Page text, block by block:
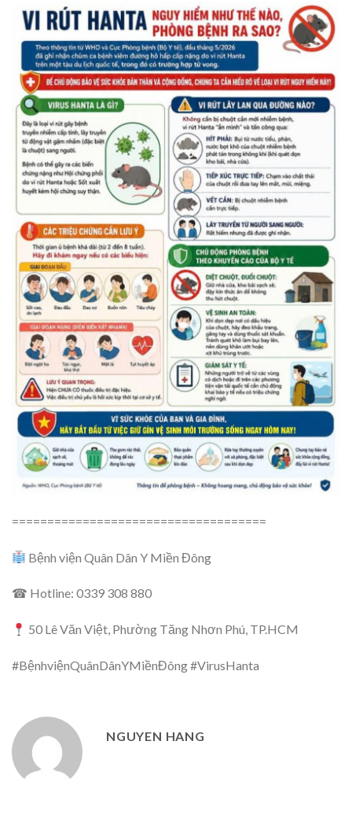
====================================
Bệnh viện Quân Dân Y Miền Đông
☎ Hotline: 0339 308 880
50 Lê Văn Việt, Phường Tăng Nhơn Phú, TP.HCM
#BệnhviệnQuânDânYMiềnĐông #VirusHanta
NGUYEN HANG